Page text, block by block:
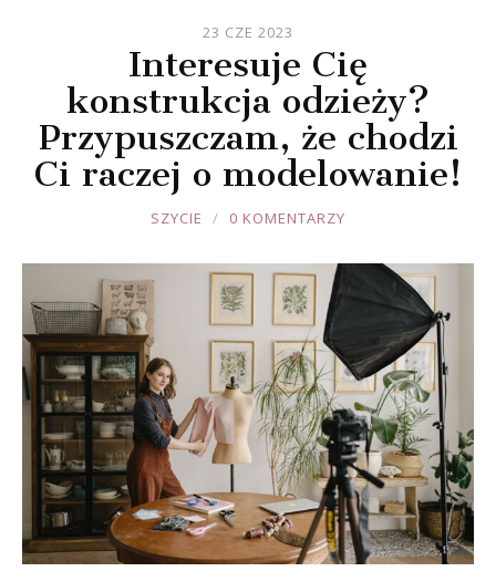
23 CZE 2023
Interesuje Cię
konstrukcja odzieży?
Przypuszczam, że chodzi
Ci raczej o modelowanie!
JOULE
SZYCIE 0 KOMENTARZY